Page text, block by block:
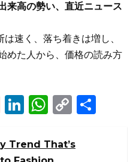
来高の勢い、直近ニュース
速く、落ち着きは増し、
めた人から、価格の読み方
R
d
Li
k
W
a
C
p
Trend That’s